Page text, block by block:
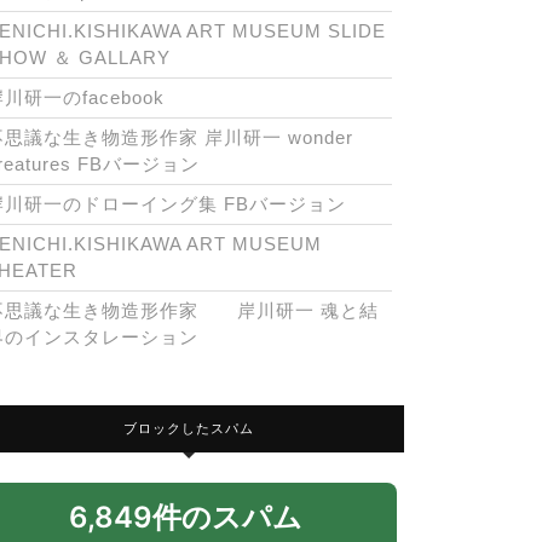
ART MUSEUM SLIDE
＆ GALLARY
川研一のfacebook
思議な生き物造形作家 岸川研一 wonder
FBバージョン
川研一のドローイング集 FBバージョン
ART MUSEUM
思議な生き物造形作家 岸川研一 魂と結
のインスタレーション
ブロックしたスパム
6,849件のスパム